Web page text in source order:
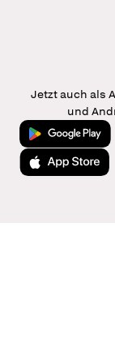
Jetzt auch als
und
Jetzt bei Google
Laden im App